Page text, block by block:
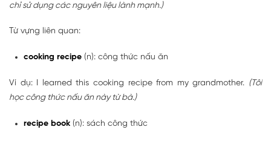
chỉ sử dụng các nguyên liệu lành mạnh.)
Từ vựng liên quan:
cooking recipe (n): công thức nấu ăn
Ví dụ: I learned this cooking recipe from my grandmother. (Tôi
học công thức nấu ăn này từ bà.)
recipe book (n): sách công thức